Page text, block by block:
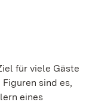
für viele Gäste
sind es,
eines